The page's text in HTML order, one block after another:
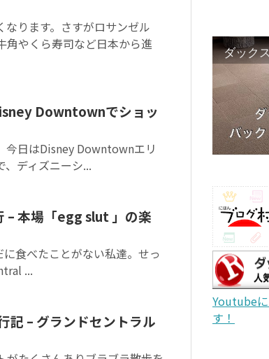
ります。さすがロサンゼル
角やくら寿司など日本から進
Downtownでショッ
今日はDisney Downtownエリ
ディズニーシ...
– 本場「egg slut 」の楽
食べたことがない私達。せっ
...
記 – グランドセントラル
ダック
Youtube
す！